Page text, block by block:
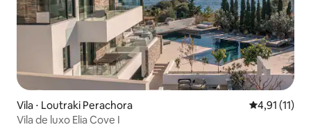
Vila ⋅ Loutraki Perachora 4,91 de uma
4,91 (11)
Vila de luxo Elia Cove I